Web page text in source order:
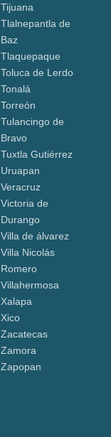
Tijuana
Tlalnepantla de
Baz
Tlaquepaque
Toluca de Lerdo
Tonalá
Torreón
Tulancingo de
Bravo
Tuxtla Gutiérrez
Uruapan
Veracruz
Victoria de
Durango
Villa de álvarez
Villa Nicolás
Romero
Villahermosa
Xalapa
Xico
Zacatecas
Zamora
Zapopan